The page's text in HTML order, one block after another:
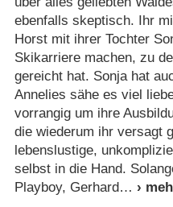
ebenfalls skeptisch. Ihr
Horst mit ihrer Tochter
Skikarriere machen, zu
gereicht hat. Sonja hat
Annelies sähe es viel
vorrangig um ihre
die wiederum ihr versagt
lebenslustige,
selbst in die Hand.
Playboy, Gerhard